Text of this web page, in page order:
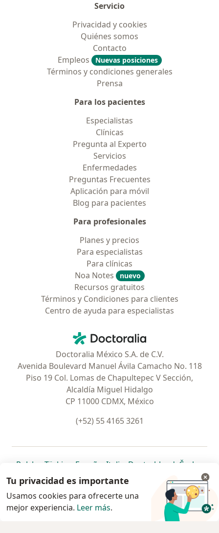
Servicio
Privacidad y cookies
Quiénes somos
Contacto
Empleos
Nuevas posiciones
Términos y condiciones generales
Prensa
Para los pacientes
Especialistas
Clínicas
Pregunta al Experto
Servicios
Enfermedades
Preguntas Frecuentes
Aplicación para móvil
Blog para pacientes
Para profesionales
Planes y precios
Para especialistas
Para clínicas
Noa Notes
nuevo
Recursos gratuitos
Términos y Condiciones para clientes
Centro de ayuda para especialistas
Doctoralia - Página de inicio
Doctoralia México S.A. de C.V.
Avenida Boulevard Manuel Ávila Camacho No. 118
Piso 19 Col. Lomas de Chapultepec V Sección,
Alcaldía Miguel Hidalgo
CP 11000 CDMX, México
(+52) 55 4165 3261
Polska se abre en una nueva pestaña
Türkiye se abre en una nueva pestaña
España se abre en una nueva pestaña
Italia se abre en una nueva
Deutschlandse abre en
Česko
Portugal
se abre en una nueva pestaña
México se abre en una nueva pestaña
Chile se abre en una nueva pestaña
Brasil se abre en una nueva
se abre en
se
se abre en una nueva
www.doctoralia.com.mx © 2026 - Encuentra tu
Tu privacidad es importante
Usamos cookies para ofrecerte una
mejor experiencia. Leer más.